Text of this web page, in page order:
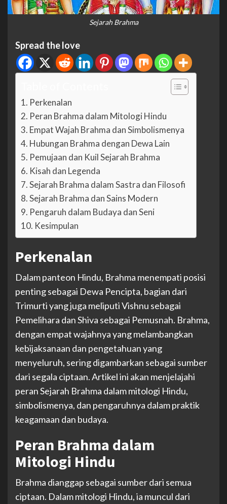
Sejarah Brahma
Spread the love
Perkenalan
Peran Brahma dalam Mitologi Hindu
Empat Wajah Brahma dan Simbolismenya
Hubungan Brahma dengan Dewa Lain
Pemujaan dan Kuil Sejarah Brahma
Kisah dan Legenda
Sejarah Brahma dalam Sastra dan Filosofi
Sejarah Brahma dan Sains Modern
Pengaruh dalam Budaya dan Seni
Kesimpulan
Perkenalan
Dalam panteon Hindu, Brahma menempati posisi
penting sebagai Dewa Pencipta, bagian dari
Trimurti yang juga meliputi Vishnu sebagai
Pemelihara dan Shiva sebagai Pemusnah. Brahma,
dengan empat wajahnya yang melambangkan
kebijaksanaan dan pengetahuan yang
menyeluruh, sering digambarkan sebagai sumber
dari segala ciptaan. Artikel ini akan menjelajahi
peran Sejarah Brahma dalam mitologi Hindu,
simbolismenya, dan pengaruhnya dalam praktik
keagamaan dan budaya.
Peran Brahma dalam
Mitologi Hindu
Brahma dianggap sebagai sumber dari semua
ciptaan. Dalam mitologi Hindu, ia muncul dari